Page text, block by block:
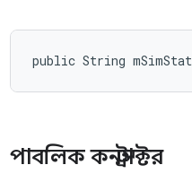
public String
পাবলিক কনস্ট্রাক্টর